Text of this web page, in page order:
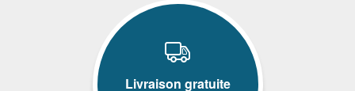
Livraison gratuite